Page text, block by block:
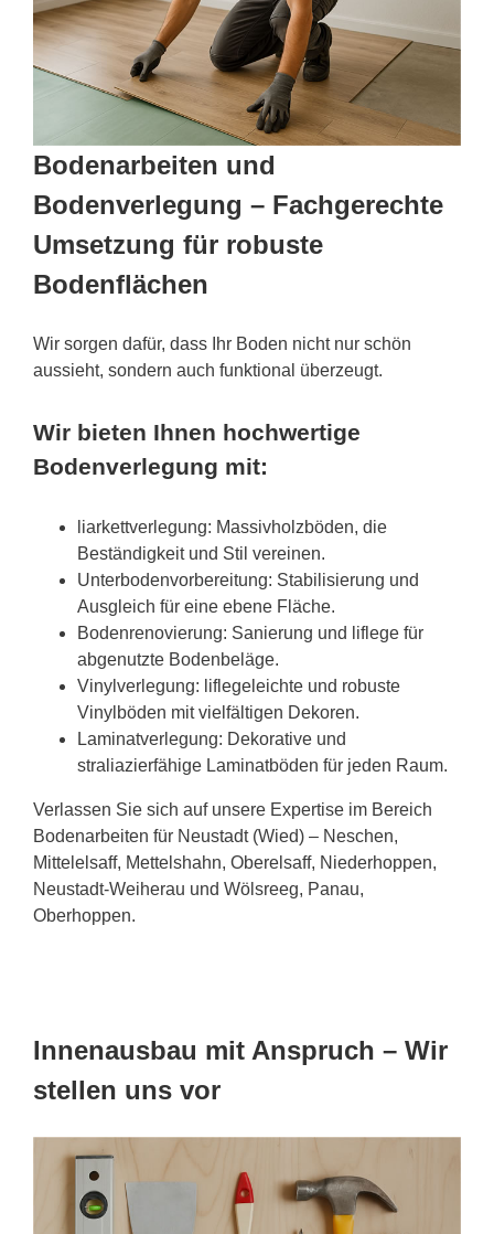
Bodenarbeiten und
Bodenverlegung – Fachgerechte
Umsetzung für robuste
Bodenflächen
Wir sorgen dafür, dass Ihr Boden nicht nur schön
aussieht, sondern auch funktional überzeugt.
Wir bieten Ihnen hochwertige
Bodenverlegung mit:
liarkettverlegung: Massivholzböden, die
Beständigkeit und Stil vereinen.
Unterbodenvorbereitung: Stabilisierung und
Ausgleich für eine ebene Fläche.
Bodenrenovierung: Sanierung und liflege für
abgenutzte Bodenbeläge.
Vinylverlegung: liflegeleichte und robuste
Vinylböden mit vielfältigen Dekoren.
Laminatverlegung: Dekorative und
straliazierfähige Laminatböden für jeden Raum.
Verlassen Sie sich auf unsere Expertise im Bereich
Bodenarbeiten für Neustadt (Wied) – Neschen,
Mittelelsaff, Mettelshahn, Oberelsaff, Niederhoppen,
Neustadt-Weiherau und Wölsreeg, Panau,
Oberhoppen.
Innenausbau mit Anspruch – Wir
stellen uns vor